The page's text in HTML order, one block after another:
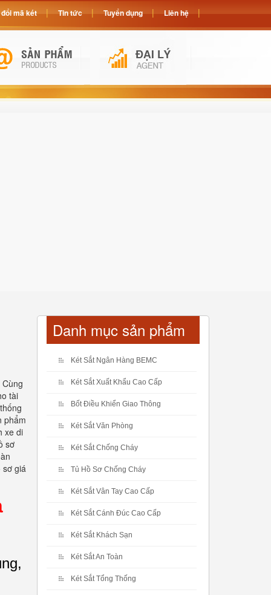
tài
phẩm
xe di
sơ
sơ giá
Danh mục sản phẩm
Két Sắt Ngân Hàng BEMC
Két Sắt Xuất Khẩu Cao Cấp
Bốt Điều Khiển Giao Thông
Két Sắt Văn Phòng
Két Sắt Chống Cháy
Tủ Hồ Sơ Chống Cháy
Két Sắt Vân Tay Cao Cấp
Két Sắt Cánh Đúc Cao Cấp
Két Sắt Khách Sạn
Két Sắt An Toàn
Két Sắt Tổng Thống
mã két Tin tức Tuyển dụng Liên hệ